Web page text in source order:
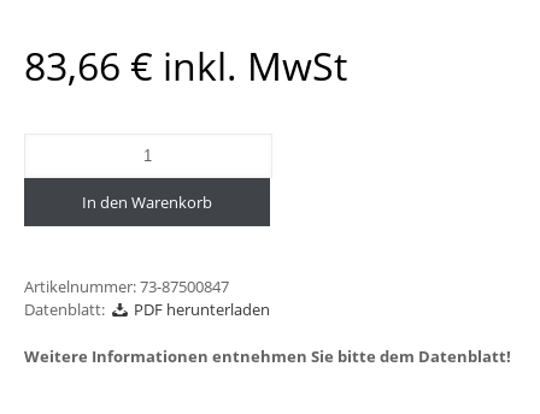
83,66 € inkl. MwSt
In den Warenkorb
Artikelnummer:73-87500847
Datenblatt:
PDF herunterladen
Weitere Informationen entnehmen Sie bitte dem Datenblatt!